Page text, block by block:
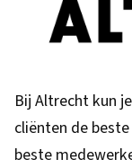
Bij Altrecht kun
cliënten de
beste